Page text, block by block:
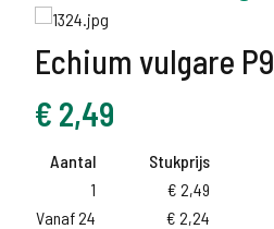
Echium vulgare P9
€ 2,49
Aantal
Stukprijs
1
€ 2,49
Vanaf 24
€ 2,24